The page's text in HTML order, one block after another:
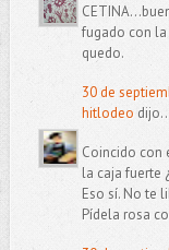
fugado con
quedo.
30 de
hitlodeo
Coincido con
la caja fuerte
Eso sí. No te
Pídela rosa